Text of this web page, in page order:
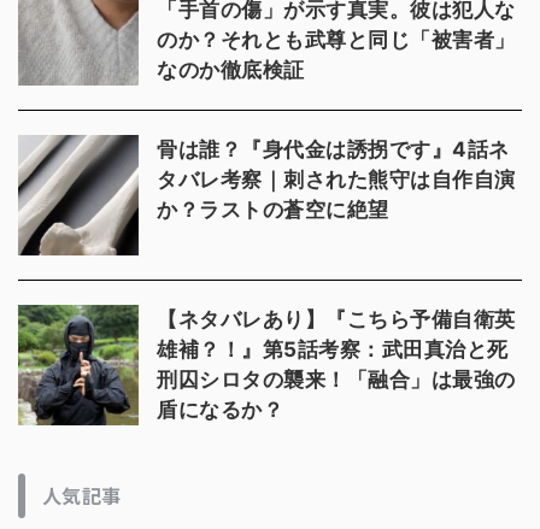
「手首の傷」が示す真実。彼は犯人な
のか？それとも武尊と同じ「被害者」
なのか徹底検証
骨は誰？『身代金は誘拐です』4話ネ
タバレ考察｜刺された熊守は自作自演
か？ラストの蒼空に絶望
【ネタバレあり】『こちら予備自衛英
雄補？！』第5話考察：武田真治と死
刑囚シロタの襲来！「融合」は最強の
盾になるか？
人気記事